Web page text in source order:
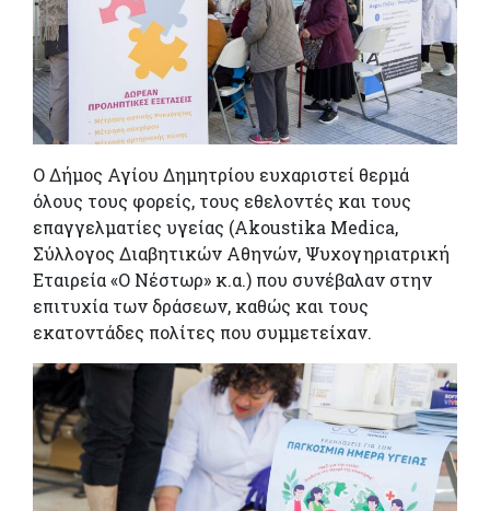
Ο Δήμος Αγίου Δημητρίου ευχαριστεί θερμά
όλους τους φορείς, τους εθελοντές και τους
επαγγελματίες υγείας (Akoustika Medica,
Σύλλογος Διαβητικών Αθηνών, Ψυχογηριατρική
Εταιρεία «Ο Νέστωρ» κ.α.) που συνέβαλαν στην
επιτυχία των δράσεων, καθώς και τους
εκατοντάδες πολίτες που συμμετείχαν.